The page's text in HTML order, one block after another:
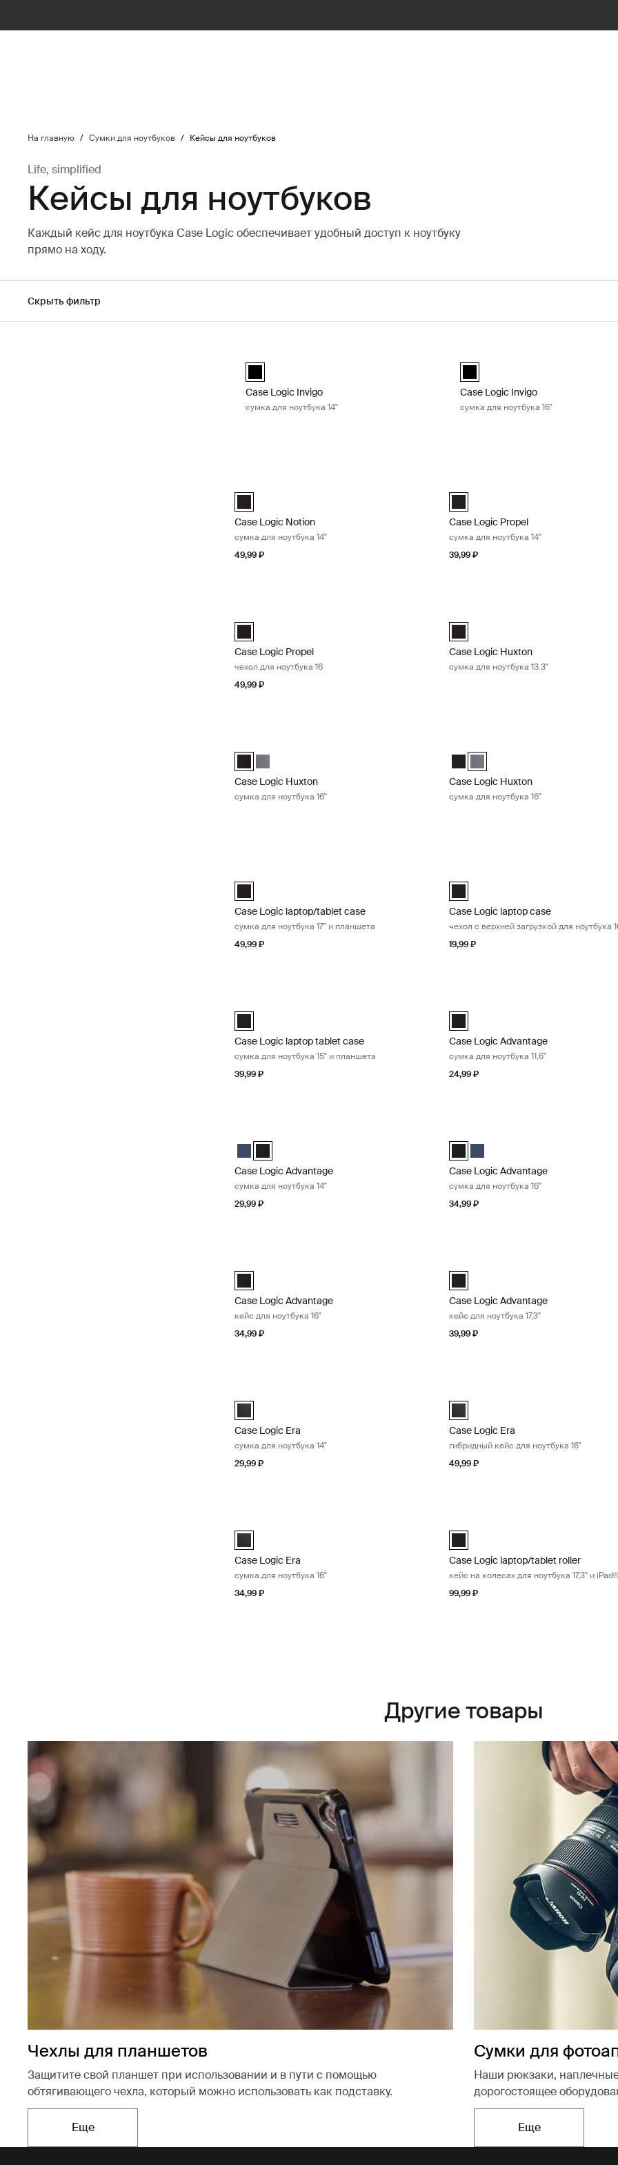
На главную / Сумки для ноутбуков / Кейсы для ноутбуков
Life, simplified
Кейсы для ноутбуков
Каждый кейс для ноутбука Case Logic обеспечивает удобный доступ к ноутбуку
прямо на ходу.
Скрыть фильтр
black (selected)
Case Logic Invigo
сумка для ноутбука 14"
black (selected)
Case Logic Invigo
сумка для ноутбука 16"
Case Logic Notion 14" Laptop Bag Чёрный (selected)
Case Logic Notion
сумка для ноутбука 14"
49,99 ₽
Case Logic Propel 14" Attaché
Case Logic Propel
сумка для ноутбука 14"
39,99 ₽
Case Logic Propel 16" Laptop Case Чёрный (selected)
Case Logic Propel
чехол для ноутбука 16
49,99 ₽
Case Logic Huxton 13.3" Laptop
Case Logic Huxton
сумка для ноутбука 13.3"
Case Logic Huxton 16" Laptop Attaché Чёрный (selected)
Case Logic Huxton 16" Laptop Attaché Графит
Case Logic Huxton
сумка для ноутбука 16"
Case Logic Huxton 16" Laptop
Case Logic Huxton 16" Laptop
Case Logic Huxton
сумка для ноутбука 16"
Case Logic 17" Laptop and Tablet Case Чёрный (selected)
Case Logic laptop/tablet case
сумка для ноутбука 17" и планшета
49,99 ₽
Case Logic 16” Top Loading Laptop
Case Logic laptop case
чехол с верхней загрузкой для ноутбука
19,99 ₽
Case Logic 15" Laptop and Tablet Case Чёрный (selected)
Case Logic laptop tablet case
сумка для ноутбука 15" и планшета
39,99 ₽
Case Logic Advantage 11.6" Attaché
Case Logic Advantage
сумка для ноутбука 11,6"
24,99 ₽
Case Logic Advantage 14" Attaché Dark Blue
Case Logic Advantage 14" Attaché Чёрный (selected)
Case Logic Advantage
сумка для ноутбука 14"
29,99 ₽
Case Logic Advantage 16" Attaché
Case Logic Advantage 16"
Case Logic Advantage
сумка для ноутбука 16"
34,99 ₽
Case Logic Advantage 16" Laptop Briefcase Чёрный (selected)
Case Logic Advantage
кейс для ноутбука 16"
34,99 ₽
Case Logic Advantage 17.3" Laptop
Case Logic Advantage
кейс для ноутбука 17,3"
39,99 ₽
Case Logic Era 14" Laptop Attaché Обсидиановый черный (selected)
Case Logic Era
сумка для ноутбука 14"
29,99 ₽
Case Logic Era 16" Hybrid Briefcase
Case Logic Era
гибридный кейс для ноутбука 16"
49,99 ₽
Case Logic Era 16" Laptop Attaché Обсидиановый черный (selected)
Case Logic Era
сумка для ноутбука 16"
34,99 ₽
Case Logic 17.3" Laptop and iPad®
Case Logic laptop/tablet roller
кейс на колесах для ноутбука 17,3" и
99,99 ₽
Другие товары
Чехлы для планшетов
Защитите свой планшет при использовании и в пути с помощью
обтягивающего чехла, который можно использовать как подставку.
Еще
Открывается в новой вкладке
Сумки для
Наши рюкзаки,
дорогостоящее
Еще
Открывается в